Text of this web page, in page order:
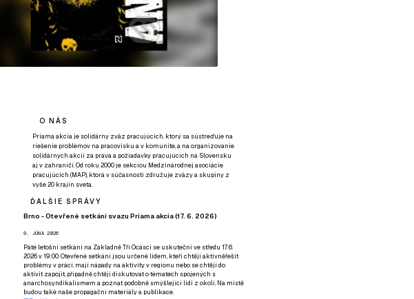
O NÁS
Priama akcia je solidárny zväz pracujúcich, ktorý sa sústreďuje na
riešenie problémov na pracovisku a v komunite, a na organizovanie
solidárnych akcií za práva a požiadavky pracujúcich na Slovensku
aj v zahraničí. Od roku 2000 je sekciou Medzinárodnej asociácie
pracujúcich (MAP), ktorá v súčasnosti združuje zväzy a skupiny z
vyše 20 krajín sveta.
ĎALŠIE SPRÁVY
Brno - Otevřené setkání svazu Priama akcia (17. 6. 2026)
9. JÚNA 2026
Páté letošní setkání na Základně Tři Ocásci se uskuteční ve středu 17. 6.
2026 v 19:00. Otevřené setkání jsou určené lidem, kteří chtějí aktivněřešit
problémy v práci, mají nápady na aktivity v regionu nebo se chtějí do
aktivit zapojit, případně chtějí diskutovat o tématech spojených s
anarchosyndikalismem a poznat podobně smýšlející lidi z okolí. Na místě
budou také naše propagační materiály a publikace.